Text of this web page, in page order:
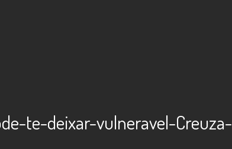
te-deixar-vulneravel-Creuza-